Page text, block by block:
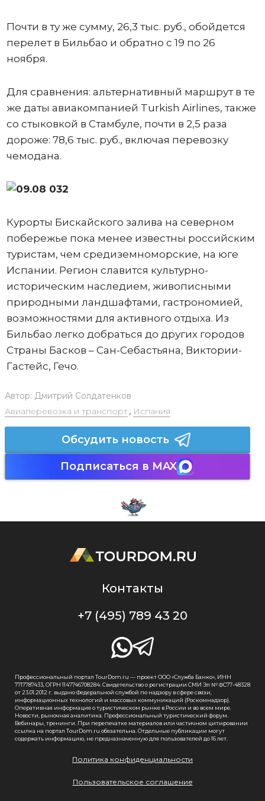
Почти в ту же сумму, 26,3 тыс. руб., обойдется
перелет в Бильбао и обратно с 19 по 26
ноября.
Для сравнения: альтернативный маршрут в те
же даты авиакомпанией Turkish Airlines, также
со стыковкой в Стамбуле, почти в 2,5 раза
дороже: 78,6 тыс. руб., включая перевозку
чемодана.
Курорты Бискайского залива на северном
побережье пока менее известны российским
туристам, чем средиземноморские, на юге
Испании. Регион славится культурно-
историческим наследием, живописными
природными ландшафтами, гастрономией,
возможностями для активного отдыха. Из
Бильбао легко добраться до других городов
Страны Басков – Сан-Себастьяна, Виктории-
Гастейс, Гечо.
Автор: Дмитрий Солдатенков
Авиаперевозка и транспорт, Испания
Обсудить новость
Подписаться в MAX
Контакты
+7 (495) 789 43 20
Профессиональный портал TourDom.ru — проект ООО «Служба Банко», ИНН
7717787433, ОГРН 1147746708284. Свидетельство о регистрации СМИ Эл № ФС77-48328
от 23.01.2012 г. выдано Федеральной службой по надзору в сфере связи,
информационных технологий и массовых коммуникаций (Роскомнадзор).
Оперативная информация о туристическом рынке в России и во всем мире.
Новости, рыночная аналитика. Профессиональный туристический форум.
Вебинары, тренинги. При перепечатке материалов или частичном цитировании
ссылка на портал TourDom.ru обязательна. Отдельные публикации могут
содержать информацию, не предназначенную для пользователей до 16 лет.
Политика конфиденциальности
Пользовательское соглашение